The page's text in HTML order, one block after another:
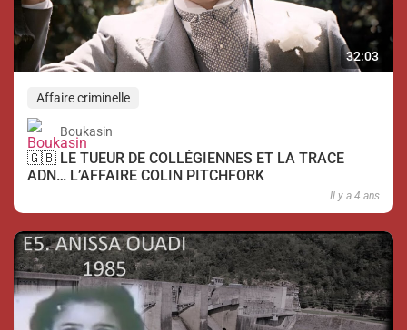
32:03
Affaire criminelle
Boukasin
🇬🇧 LE TUEUR DE COLLÉGIENNES ET LA TRACE
ADN… L’AFFAIRE COLIN PITCHFORK
Il y a 4 ans